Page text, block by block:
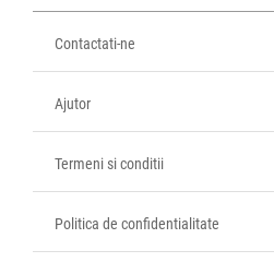
Contactati-ne
Ajutor
Termeni si conditii
Politica de confidentialitate